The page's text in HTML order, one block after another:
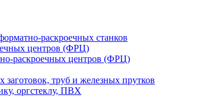
раскроечных станков
центров (ФРЦ)
раскроечных центров (ФРЦ)
труб и железных прутков
оргстеклу, ПВХ